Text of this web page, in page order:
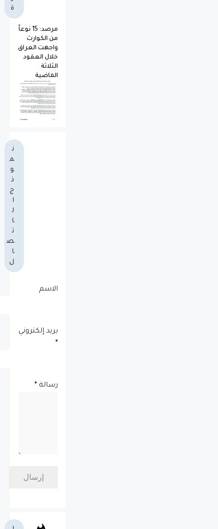
ة
مرصد: 15 نوعاً
من الكوارث
واجهت العراق
خلال العقود
الثلاثة
الماضية
ن
م
و
ذ
ج
ا
ل
ا
ت
ص
ا
ل
الاسم
بريد إلكتروني
*
رسالة *